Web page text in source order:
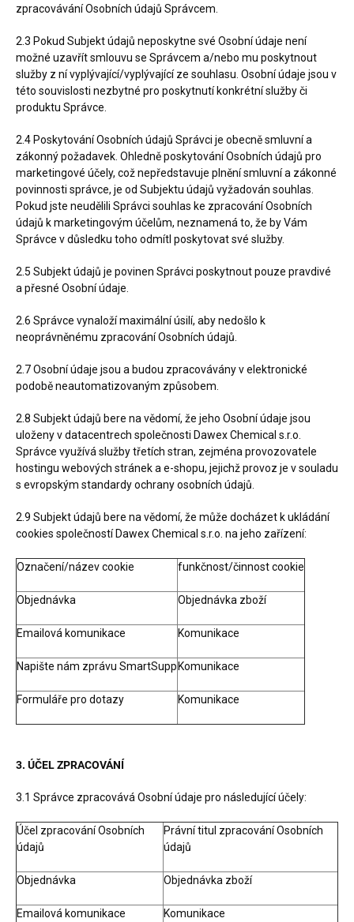
zpracovávání Osobních údajů Správcem.
2.3 Pokud Subjekt údajů neposkytne své Osobní údaje není
možné uzavřít smlouvu se Správcem a/nebo mu poskytnout
služby z ní vyplývající/vyplývající ze souhlasu. Osobní údaje jsou v
této souvislosti nezbytné pro poskytnutí konkrétní služby či
produktu Správce.
2.4 Poskytování Osobních údajů Správci je obecně smluvní a
zákonný požadavek. Ohledně poskytování Osobních údajů pro
marketingové účely, což nepředstavuje plnění smluvní a zákonné
povinnosti správce, je od Subjektu údajů vyžadován souhlas.
Pokud jste neudělili Správci souhlas ke zpracování Osobních
údajů k marketingovým účelům, neznamená to, že by Vám
Správce v důsledku toho odmítl poskytovat své služby.
2.5 Subjekt údajů je povinen Správci poskytnout pouze pravdivé
a přesné Osobní údaje.
2.6 Správce vynaloží maximální úsilí, aby nedošlo k
neoprávněnému zpracování Osobních údajů.
2.7 Osobní údaje jsou a budou zpracovávány v elektronické
podobě neautomatizovaným způsobem.
2.8 Subjekt údajů bere na vědomí, že jeho Osobní údaje jsou
uloženy v datacentrech společnosti Dawex Chemical s.r.o.
Správce využívá služby třetích stran, zejména provozovatele
hostingu webových stránek a e-shopu, jejichž provoz je v souladu
s evropským standardy ochrany osobních údajů.
2.9 Subjekt údajů bere na vědomí, že může docházet k ukládání
cookies společností Dawex Chemical s.r.o. na jeho zařízení:
Označení/název cookie funkčnost/činnost cookie
Objednávka Objednávka zboží
Emailová komunikace Komunikace
Napište nám zprávu SmartSupp Komunikace
Formuláře pro dotazy Komunikace
3. ÚČEL ZPRACOVÁNÍ
3.1 Správce zpracovává Osobní údaje pro následující účely:
Účel zpracování Osobních
údajů
Právní titul zpracování Osobních
údajů
Objednávka Objednávka zboží
Emailová komunikace Komunikace